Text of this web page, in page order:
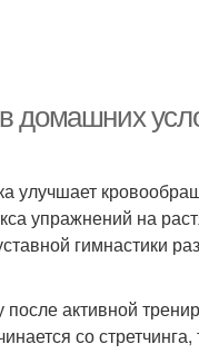
домашних
улучшает
упражнений на
гимнастики
активной
со